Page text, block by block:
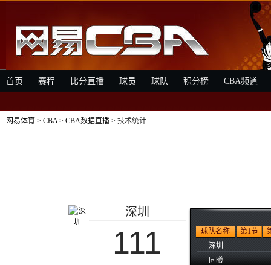
首页 赛程 比分直播 球员 球队 积分榜 CBA频道
网易体育 > CBA> CBA数据直播 > 技术统计
深圳
111 球队名称 第1节
深圳
同曦